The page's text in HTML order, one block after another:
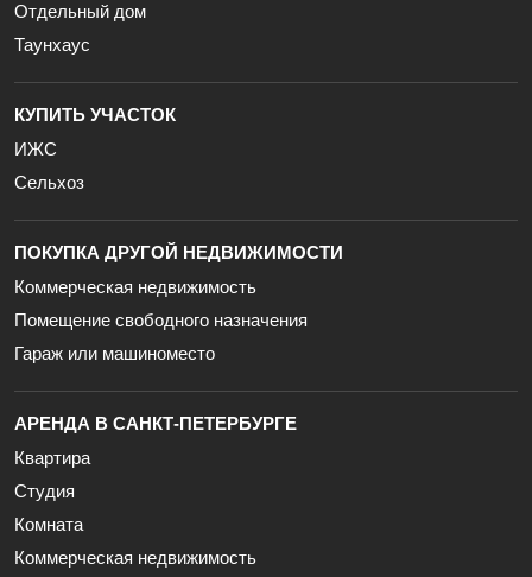
Отдельный дом
Таунхаус
КУПИТЬ УЧАСТОК
ИЖС
Сельхоз
ПОКУПКА ДРУГОЙ НЕДВИЖИМОСТИ
Коммерческая недвижимость
Помещение свободного назначения
Гараж или машиноместо
АРЕНДА В САНКТ-ПЕТЕРБУРГЕ
Квартира
Студия
Комната
Коммерческая недвижимость